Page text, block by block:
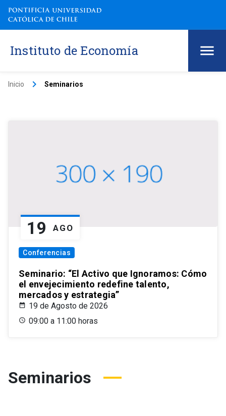
Instituto de Economía
Inicio keyboard_arrow_right Seminarios
19 AGO
Conferencias
Seminario: “El Activo que Ignoramos: Cómo
el envejecimiento redefine talento,
mercados y estrategia”
19 de Agosto de 2026
09:00 a 11:00 horas
Seminarios